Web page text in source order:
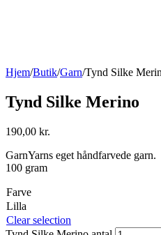
Hjem/Butik/Garn/Tynd Silke
Tynd Silke Merino
190,00 kr.
GarnYarns eget håndfarvede garn.
100 gram
Farve
Lilla
Clear selection